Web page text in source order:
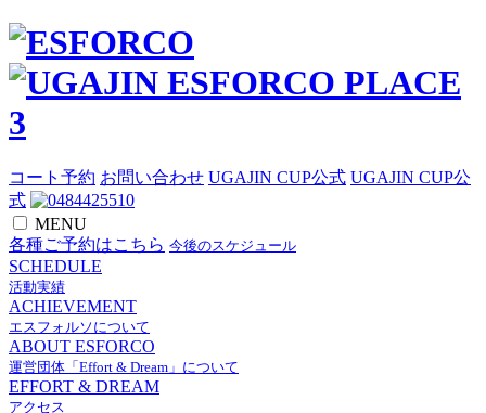
コート予約 お問い合わせ UGAJIN CUP公式 UGAJIN CUP公
式
MENU
各種ご予約はこちら 今後のスケジュール
SCHEDULE
活動実績
ACHIEVEMENT
エスフォルソについて
ABOUT ESFORCO
運営団体「Effort & Dream」について
EFFORT & DREAM
アクセス